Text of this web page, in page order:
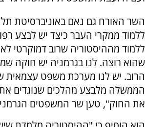
השר האורח גם נאם באוניברסיטת
ללמוד ממקרי העבר כיצד יש לבצע
ללמוד מההיסטוריה שרוב דמוקרטי
שהוא רוצה. לנו בגרמניה יש חוקה
הרוב. יש לנו מערכת משפט עצמאית
הממשלה מלבצע מהלכים שנוגדים
את החוק", טען שר המשפטים